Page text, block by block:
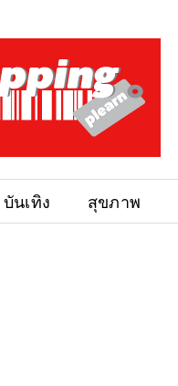
บันเทิง สุขภาพ